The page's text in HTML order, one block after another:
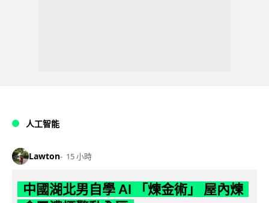
人工智能
Lawton 15 小時
中國湖北男自學 AI 「煉金術」 屋內煉